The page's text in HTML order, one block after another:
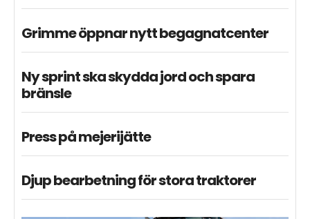
Grimme öppnar nytt begagnatcenter
Ny sprint ska skydda jord och spara
bränsle
Press på mejerijätte
Djup bearbetning för stora traktorer